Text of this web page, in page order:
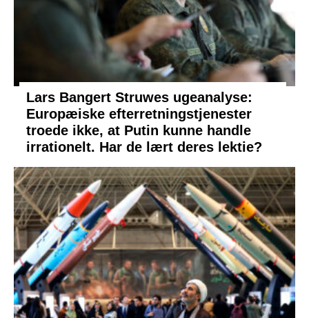
Lars Bangert Struwes ugeanalyse:
Europæiske efterretningstjenester
troede ikke, at Putin kunne handle
irrationelt. Har de lært deres lektie?